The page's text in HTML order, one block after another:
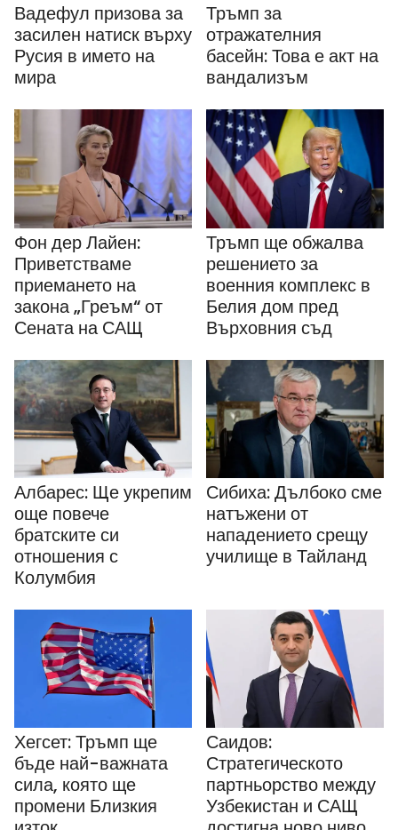
Вадефул призова за
засилен натиск върху
Русия в името на
мира
Тръмп за
отражателния
басейн: Това е акт на
вандализъм
Фон дер Лайен:
Приветстваме
приемането на
закона „Греъм“ от
Сената на САЩ
Тръмп ще обжалва
решението за
военния комплекс в
Белия дом пред
Върховния съд
Албарес: Ще укрепим
още повече
братските си
отношения с
Колумбия
Сибиха: Дълбоко сме
натъжени от
нападението срещу
училище в Тайланд
Хегсет: Тръмп ще
бъде най-важната
сила, която ще
промени Близкия
Саидов:
Стратегическото
партньорство между
Узбекистан и САЩ